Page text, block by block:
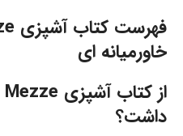
خاورمیانه ای
داشت؟